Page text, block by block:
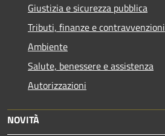
Giustizia e sicurezza pubblica
Tributi, finanze e contravvenzioni
Ambiente
Salute, benessere e assistenza
Autorizzazioni
NOVITÀ